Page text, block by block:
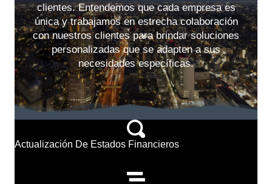
clientes. Entendemos que cada empresa es
única y trabajamos en estrecha colaboración
con nuestros clientes para brindar soluciones
personalizadas que se adapten a sus
necesidades específicas.
Actualización De Estados Financieros